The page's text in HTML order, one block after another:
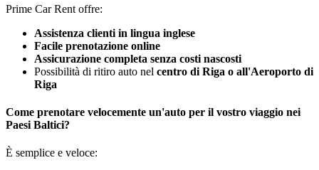
Prime Car Rent offre:
Assistenza clienti in lingua inglese
Facile prenotazione online
Assicurazione completa senza costi nascosti
Possibilità di ritiro auto nel centro di Riga o all'Aeroporto di
Riga
Come prenotare velocemente un'auto per il vostro viaggio nei
Paesi Baltici?
È semplice e veloce: